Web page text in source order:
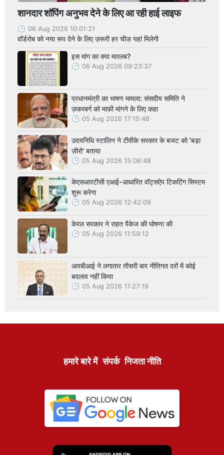
शानदार शॉपिंग अनुभव देने के लिए आ रही हाई लाइफ
06 Aug 2026 10:01:21
वॉर्डरोब को नया रूप देने के लिए ज़रूरी हर चीज़ यहां मिलेगी
इस मांग का क्या मतलब?
06 Aug 2026 09:23:37
प्रधानमंत्री का भाषण मामला: संसदीय समिति ने
ज़करबर्ग को माफ़ी मांगने के लिए कहा
05 Aug 2026 17:15:48
उदयनिधि स्टालिन ने टीवीके सरकार के बजट को 'बड़ा
ज़ीरो' बताया
05 Aug 2026 15:06:48
केएसआरटीसी एआई-आधारित वॉट्सऐप टिकटिंग सिस्टम
शुरू करेगा
05 Aug 2026 12:42:09
केरल सरकार ने राहत पैकेज की घोषणा की
05 Aug 2026 11:59:12
आरबीआई ने लगातार तीसरी बार नीतिगत दरों में कोई
बदलाव नहीं किया
05 Aug 2026 11:27:19
हमारे बारे में संपर्क निजता नीति